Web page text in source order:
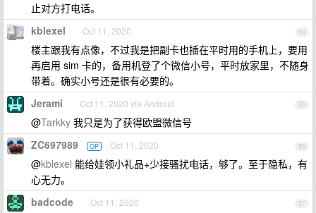
止对方打电话。
54
kblexel Oct 11, 2020
楼主跟我有点像，不过我是把副卡也插在平时用的手机上，要用
再启用 sim 卡的，备用机登了个微信小号，平时放家里，不随身
带着。确实小号还是很有必要的。
55
Jerami Oct 11, 2020 via Android
@Tarkky 我只是为了获得欧盟微信号
56
ZC697989 OP Oct 11, 2020
@kblexel 能给娃领小礼品+少接骚扰电话，够了。至于隐私，有
心无力。
57
badcode Oct 11, 2020